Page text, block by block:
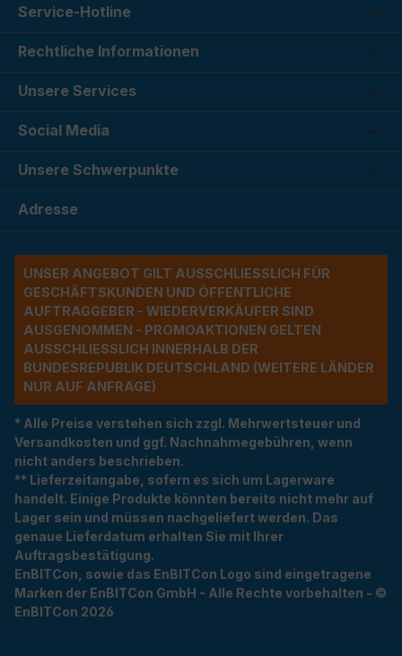
Service-Hotline
Rechtliche Informationen
Unsere Services
Social Media
Unsere Schwerpunkte
Adresse
UNSER ANGEBOT GILT AUSSCHLIESSLICH FÜR G
ESCHÄFTSKUNDEN UND ÖFFENTLICHE A
UFTRAGGEBER - WIEDERVERKÄUFER SIND A
USGENOMMEN - PROMOAKTIONEN GELTEN A
USSCHLIESSLICH INNERHALB DER BU
NDESREPUBLIK DEUTSCHLAND (WEITERE LÄNDER NU
R AUF ANFRAGE)
* Alle Preise verstehen sich zzgl. Mehrwertsteuer und
Versandkosten und ggf. Nachnahmegebühren, wenn
nicht anders beschrieben.
** Lieferzeitangabe, sofern es sich um Lagerware
handelt. Einige Produkte könnten bereits nicht mehr auf
Lager sein und müssen nachgeliefert werden. Das
genaue Lieferdatum erhalten Sie mit Ihrer
Auftragsbestätigung.
EnBITCon, sowie das EnBITCon Logo sind eingetragene
Marken der EnBITCon GmbH - Alle Rechte vorbehalten - ©
EnBITCon 2026